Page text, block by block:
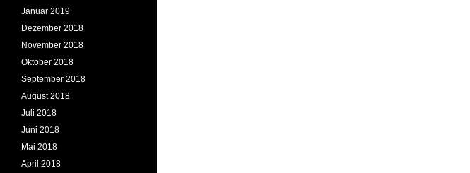
Januar 2019
Dezember 2018
November 2018
Oktober 2018
September 2018
August 2018
Juli 2018
Juni 2018
Mai 2018
April 2018